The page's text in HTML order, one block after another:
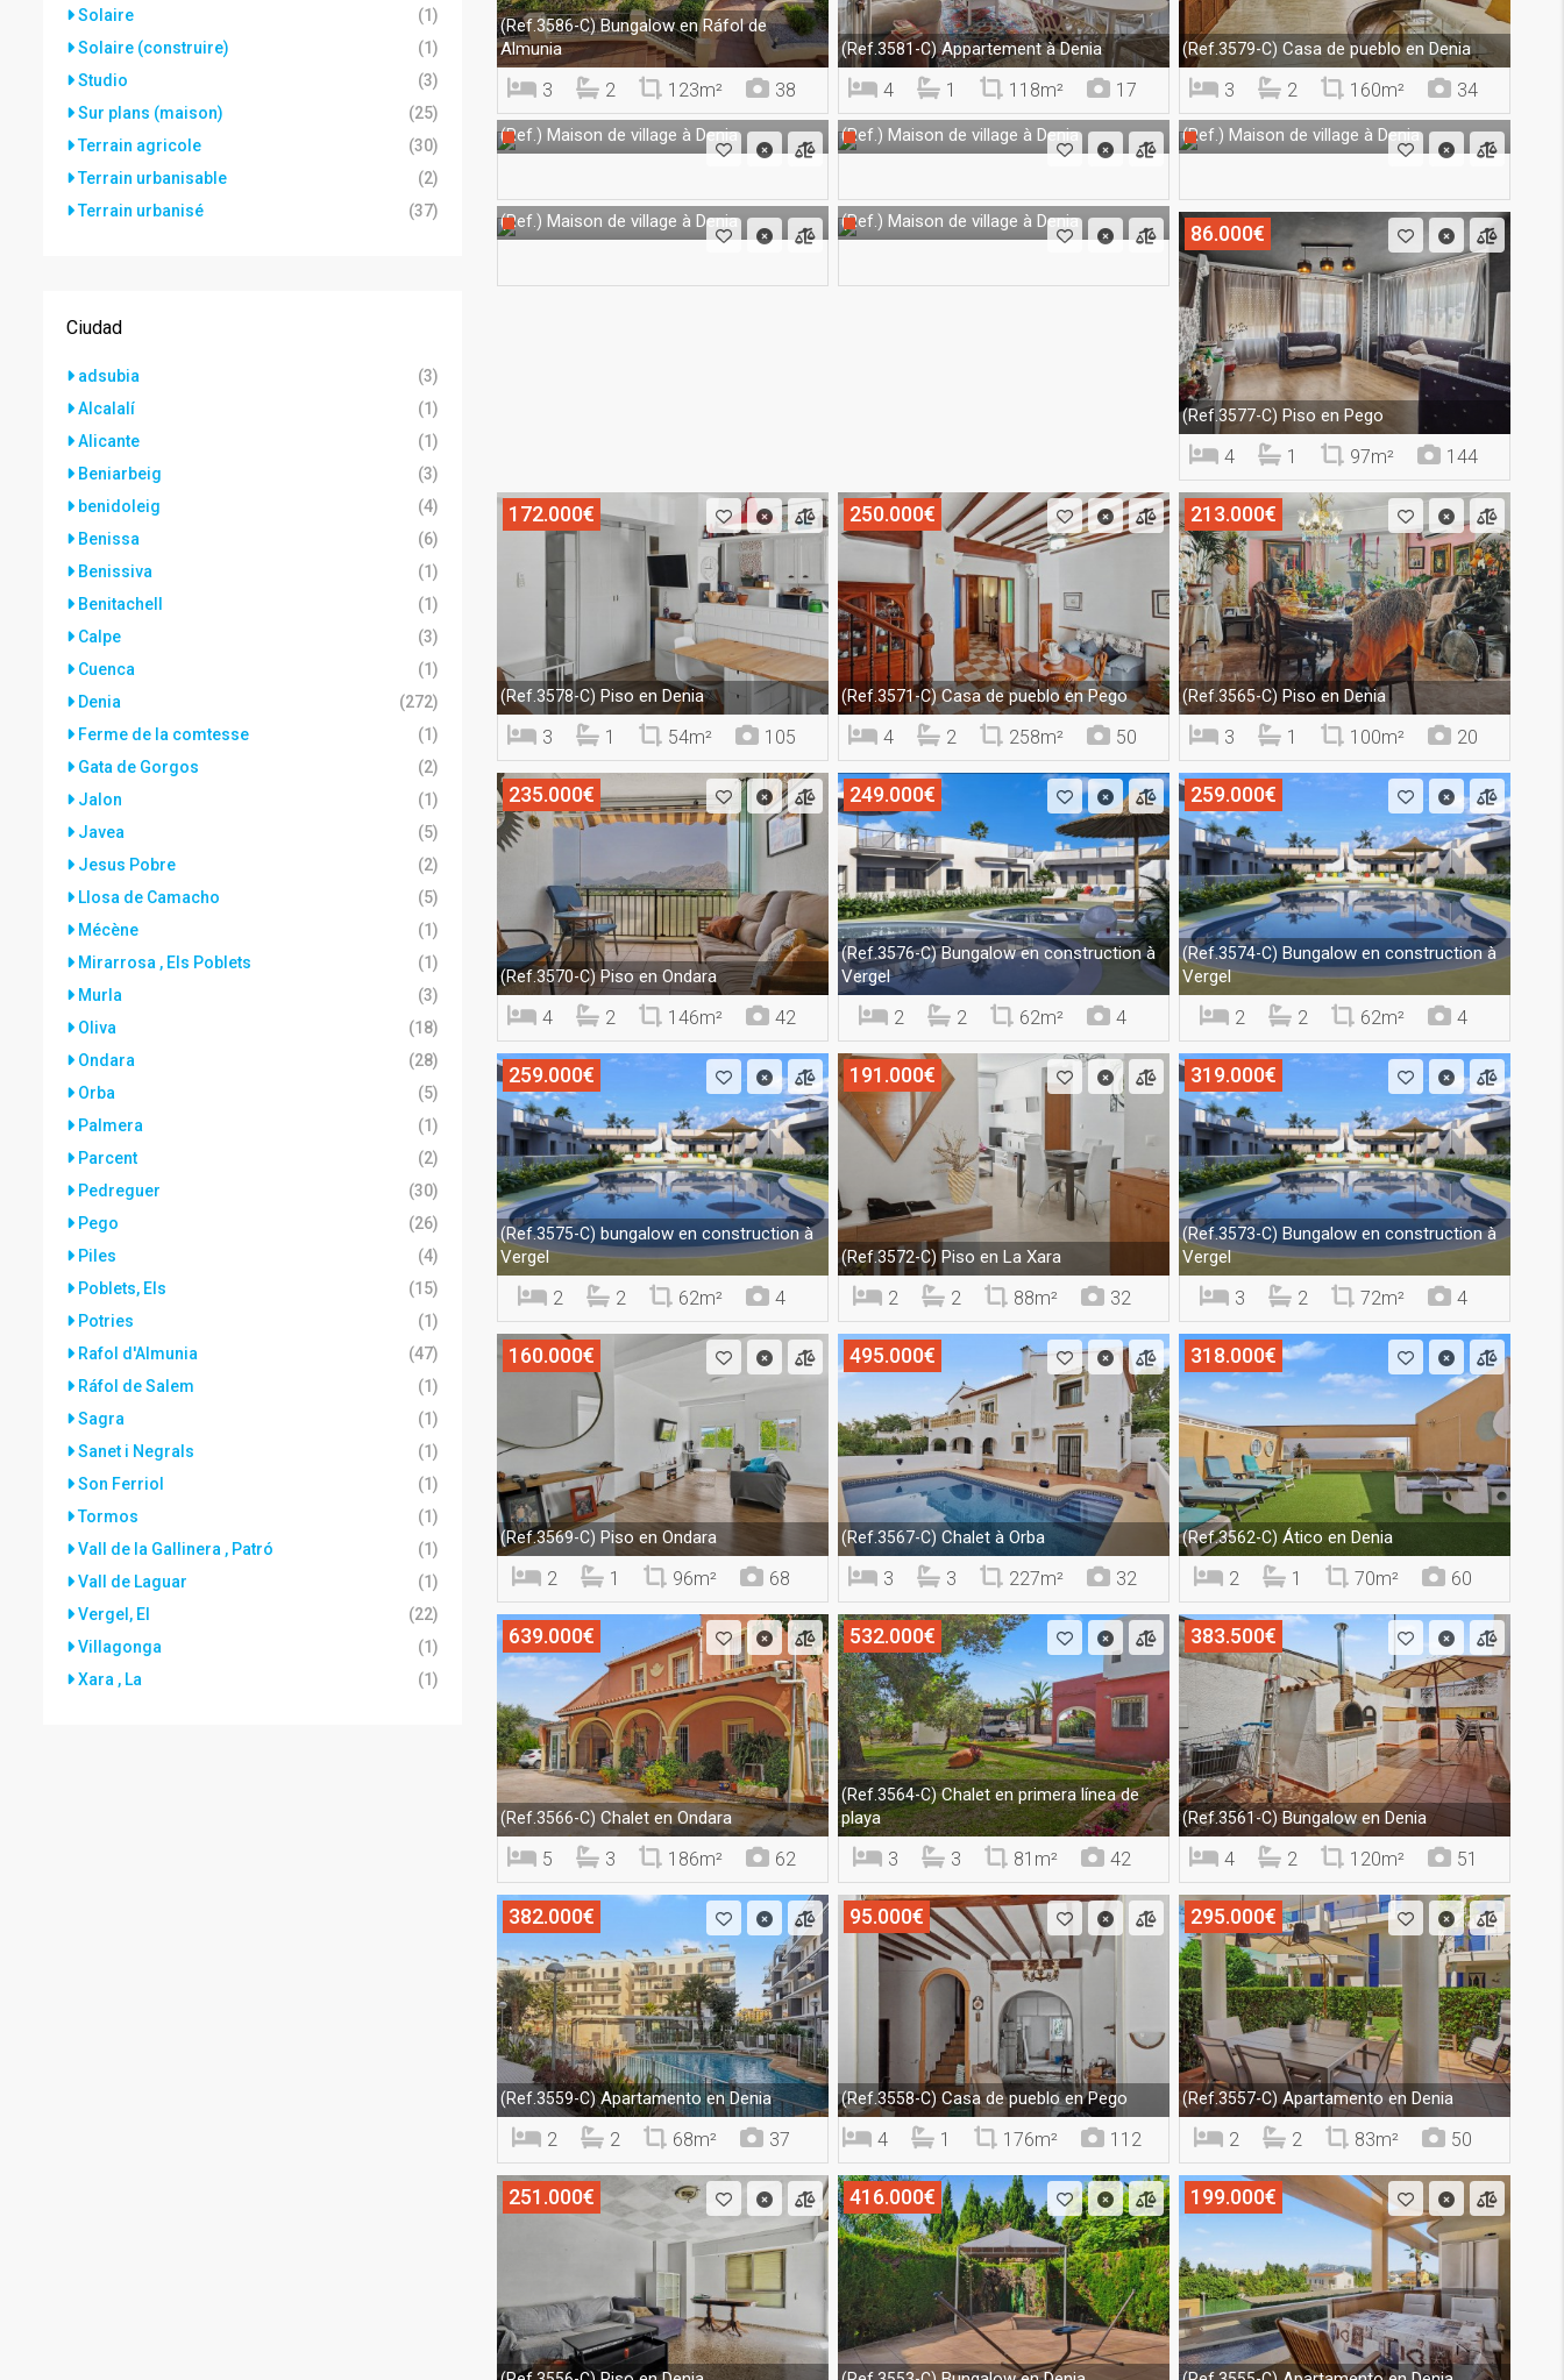
(Ref.3586-C)Bungalow en Ráfol de
Almunia
3 2 123m² 38
(Ref.3581-C)Appartement à Denia
4 1 118m² 17
(Ref.3579-C) Casa de pueblo en Denia
3 2 160m² 34
(Ref.) Maison de village à Denia (Ref.) Maison de village à Denia (Ref.) Maison de village à Denia
(Ref.) Maison de village à Denia (Ref.) Maison de village à Denia 86.000€
(Ref.3577-C) Piso en Pego
4 1 97m² 144
172.000€
(Ref.3578-C) Piso en Denia
3 1 54m² 105
250.000€
(Ref.3571-C)Casa de pueblo en Pego
4 2 258m² 50
213.000€
(Ref.3565-C) Piso en Denia
3 1 100m² 20
235.000€
(Ref.3570-C)Piso en Ondara
4 2 146m² 42
249.000€
(Ref.3576-C)Bungalow en construction à
Vergel
2 2 62m² 4
259.000€
(Ref.3574-C) Bungalow en construction à
Vergel
2 2 62m² 4
259.000€
(Ref.3575-C) bungalow en construction à
Vergel
2 2 62m² 4
191.000€
(Ref.3572-C) Piso en La Xara
2 2 88m² 32
319.000€
(Ref.3573-C) Bungalow en construction à
Vergel
3 2 72m² 4
160.000€
(Ref.3569-C) Piso en Ondara
2 1 96m² 68
495.000€
(Ref.3567-C) Chalet à Orba
3 3 227m² 32
318.000€
(Ref.3562-C) Ático en Denia
2 1 70m² 60
639.000€
(Ref.3566-C) Chalet en Ondara
5 3 186m² 62
532.000€
(Ref.3564-C)Chalet en primera línea de
playa
3 3 81m² 42
383.500€
(Ref.3561-C)Bungalow en Denia
4 2 120m² 51
382.000€
(Ref.3559-C)Apartamento en Denia
2 2 68m² 37
95.000€
(Ref.3558-C) Casa de pueblo en Pego
4 1 176m² 112
295.000€
(Ref.3557-C)Apartamento en Denia
2 2 83m² 50
251.000€ 416.000€ 199.000€
Solaire
(1)
Solaire (construire)
(1)
Studio
(3)
Sur plans (maison)
(25)
Terrain agricole
(30)
Terrain urbanisable
(2)
Terrain urbanisé
(37)
Ciudad
adsubia
(3)
Alcalalí
(1)
Alicante
(1)
Beniarbeig
(3)
benidoleig
(4)
Benissa
(6)
Benissiva
(1)
Benitachell
(1)
Calpe
(3)
Cuenca
(1)
Denia
(272)
Ferme de la comtesse
(1)
Gata de Gorgos
(2)
Jalon
(1)
Javea
(5)
Jesus Pobre
(2)
Llosa de Camacho
(5)
Mécène
(1)
Mirarrosa , Els Poblets
(1)
Murla
(3)
Oliva
(18)
Ondara
(28)
Orba
(5)
Palmera
(1)
Parcent
(2)
Pedreguer
(30)
Pego
(26)
Piles
(4)
Poblets, Els
(15)
Potries
(1)
Rafol d'Almunia
(47)
Ráfol de Salem
(1)
Sagra
(1)
Sanet i Negrals
(1)
Son Ferriol
(1)
Tormos
(1)
Vall de la Gallinera , Patró
(1)
Vall de Laguar
(1)
Vergel, El
(22)
Villagonga
(1)
Xara , La
(1)